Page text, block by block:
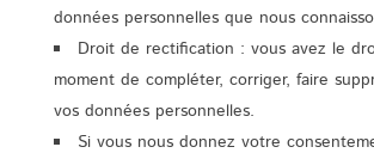
données personnelles que nous
Droit de rectification : vous avez le
moment de compléter, corriger, faire
vos données personnelles.
Si vous nous donnez votre